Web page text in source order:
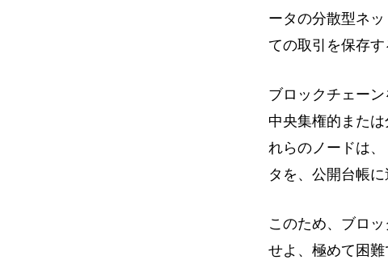
ータの分散型ネ
ての取引を保存
ブロックチェー
中央集権的また
れらのノードは
タを、公開台帳
このため、ブロ
せよ、極めて困